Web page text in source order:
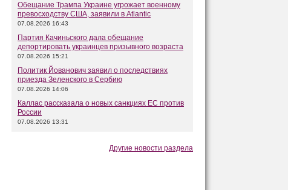
Обещание Трампа Украине угрожает военному
превосходству США, заявили в Atlantic
07.08.2026 16:43
Партия Качиньского дала обещание
депортировать украинцев призывного возраста
07.08.2026 15:21
Политик Йованович заявил о последствиях
приезда Зеленского в Сербию
07.08.2026 14:06
Каллас рассказала о новых санкциях ЕС против
России
07.08.2026 13:31
Другие новости раздела